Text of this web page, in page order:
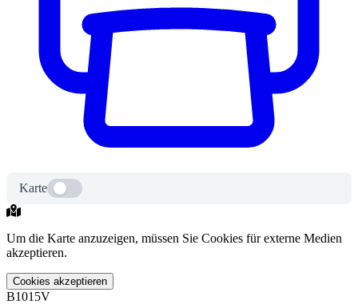
Karte
Um die Karte anzuzeigen, müssen Sie Cookies für externe Medien
akzeptieren.
Cookies akzeptieren
B1015V